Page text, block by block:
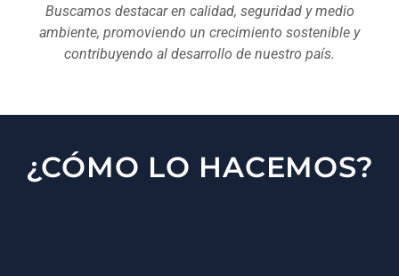
Buscamos destacar en calidad, seguridad y medio
ambiente, promoviendo un crecimiento sostenible y
contribuyendo al desarrollo de nuestro país.
¿CÓMO LO HACEMOS?